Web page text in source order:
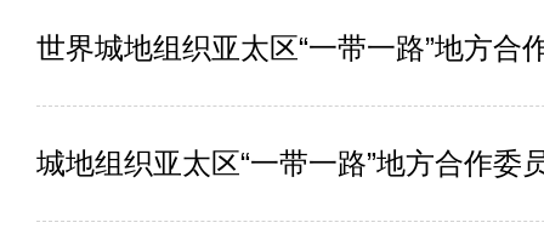
世界城地组织亚太区“一带一路”地方合
城地组织亚太区“一带一路”地方合作委